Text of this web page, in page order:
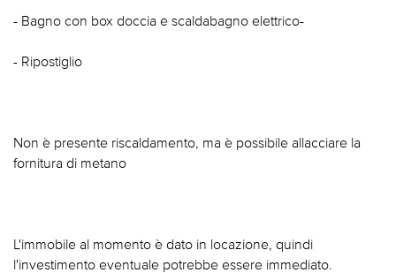
- Bagno con box doccia e scaldabagno elettrico-
- Ripostiglio
Non è presente riscaldamento, ma è possibile allacciare la
fornitura di metano
L'immobile al momento è dato in locazione, quindi
l'investimento eventuale potrebbe essere immediato.